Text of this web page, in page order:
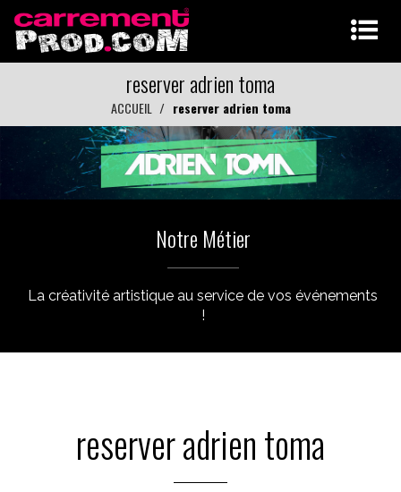
reserver adrien toma
ACCUEIL reserver adrien toma
Notre Métier
La créativité artistique au service de vos événements
!
reserver adrien toma